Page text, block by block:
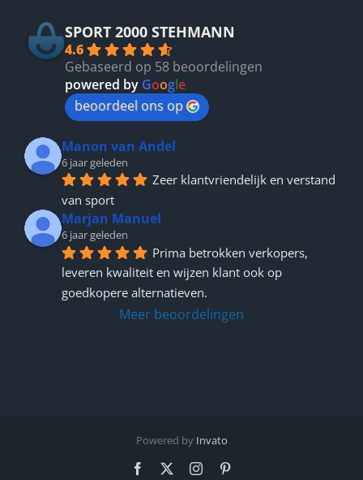
SPORT 2000 STEHMANN
4.6
Gebaseerd op 58 beoordelingen
powered by Google
beoordeel ons op
Manon van Andel
6 jaar geleden
Zeer klantvriendelijk en verstand
van sport
Marjan Manuel
6 jaar geleden
Prima betrokken verkopers,
leveren kwaliteit en wijzen klant ook op
goedkopere alternatieven.
Meer beoordelingen
Powered by Invato
Facebook Instagram